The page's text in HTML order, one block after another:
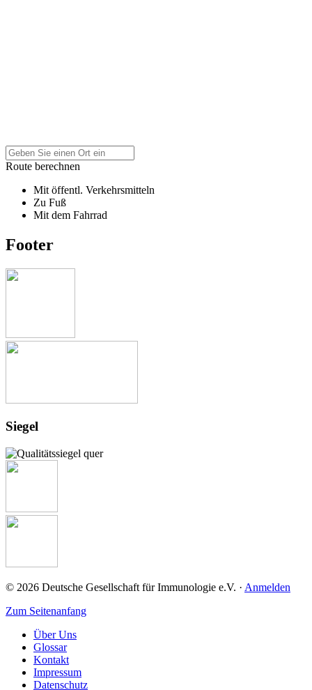
Route berechnen
Mit öffentl. Verkehrsmitteln
Zu Fuß
Mit dem Fahrrad
Footer
Siegel
© 2026 Deutsche Gesellschaft für Immunologie e.V. · Anmelden
Zum Seitenanfang
Über Uns
Glossar
Kontakt
Impressum
Datenschutz